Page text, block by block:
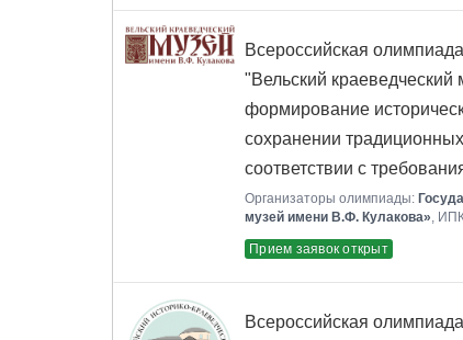
Всероссийская
"Вельский краеведческий
формирование
сохранении
соответствии с
Организаторы олимпиады:
музей имени В.Ф. Кулакова»,
Прием заявок открыт
Всероссийская